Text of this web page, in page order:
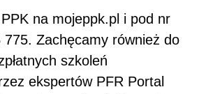
na mojeppk.pl i pod nr
Zachęcamy również do
szkoleń
ekspertów PFR Portal